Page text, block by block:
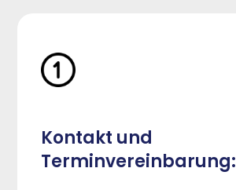
Kontakt und
Terminvereinbarung: